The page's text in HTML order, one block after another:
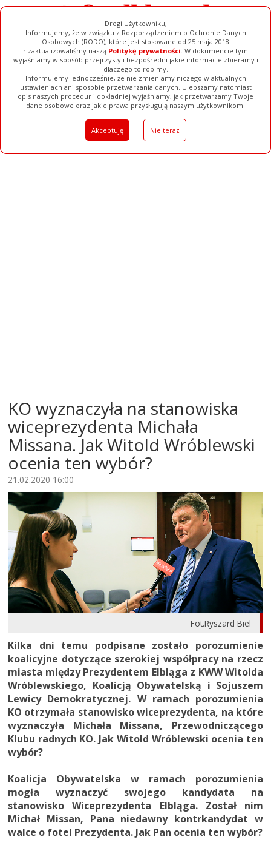
Drogi Użytkowniku,
Informujemy, że w związku z Rozporządzeniem o Ochronie Danych
Osobowych (RODO), które jest stosowane od 25 maja 2018
r.zaktualizowaliśmy naszą Politykę prywatności. W dokumencie tym
wyjaśniamy w sposób przejrzysty i bezpośredni jakie informacje zbieramy i
dlaczego to robimy.
Informujemy jednocześnie, że nie zmieniamy niczego w aktualnych
ustawieniach ani sposobie przetwarzania danych. Ulepszamy natomiast
opis naszych procedur i dokładniej wyjaśniamy, jak przetwarzamy Twoje
dane osobowe oraz jakie prawa przysługują naszym użytkownikom.
Akceptuję Nie teraz
Ogłoszenia Filmy Galerie Baza Firm Pełna Wersja
KO wyznaczyła na stanowiska
wiceprezydenta Michała
Missana. Jak Witold Wróblewski
ocenia ten wybór?
21.02.2020 16:00
Fot.Ryszard Biel
Kilka dni temu podpisane zostało porozumienie
koalicyjne dotyczące szerokiej współpracy na rzecz
miasta między Prezydentem Elbląga z KWW Witolda
Wróblewskiego, Koalicją Obywatelską i Sojuszem
Lewicy Demokratycznej. W ramach porozumienia
KO otrzymała stanowisko wiceprezydenta, na które
wyznaczyła Michała Missana, Przewodniczącego
Klubu radnych KO. Jak Witold Wróblewski ocenia ten
wybór?
Koalicja Obywatelska w ramach porozumienia
mogła wyznaczyć swojego kandydata na
stanowisko Wiceprezydenta Elbląga. Został nim
Michał Missan, Pana niedawny kontrkandydat w
walce o fotel Prezydenta. Jak Pan ocenia ten wybór?